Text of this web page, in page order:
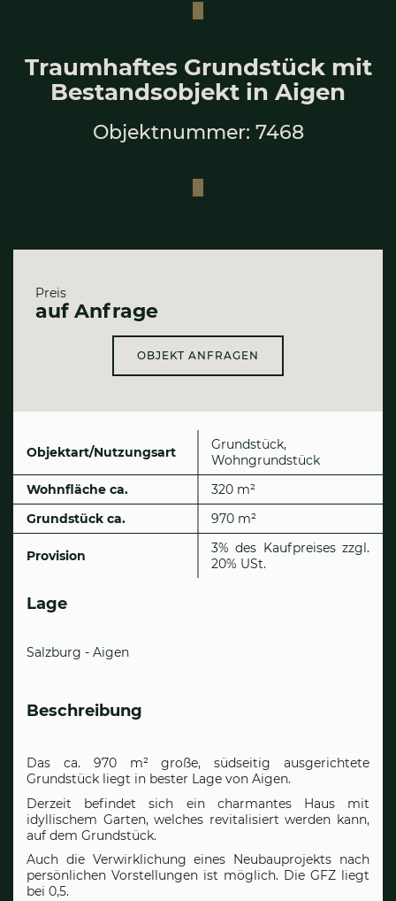
Traum­haf­tes Grund­stück mit
Bestands­ob­jekt in Aigen
Objektnummer: 7468
Preis
auf Anfrage
OBJEKT ANFRAGEN
Objektart/Nutzungsart
Grundstück,
Wohngrundstück
Wohnfläche ca.
320 m²
Grund­stück ca.
970 m²
Provision
3% des Kaufpreises zzgl.
20% USt.
Lage
Salzburg - Aigen
Beschreibung
Das ca. 970 m² große, südseitig ausgerichtete
Grundstück liegt in bester Lage von Aigen.
Derzeit befindet sich ein charmantes Haus mit
idyllischem Garten, welches revitalisiert werden kann,
auf dem Grundstück.
Auch die Verwirklichung eines Neubauprojekts nach
persönlichen Vorstellungen ist möglich. Die GFZ liegt
bei 0,5.